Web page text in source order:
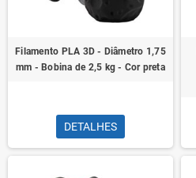
Filamento PLA 3D - Diâmetro 1,75
mm - Bobina de 2,5 kg - Cor preta
DETALHES